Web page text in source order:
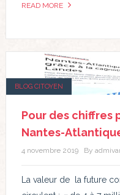
READ MORE
BLOG CITOYEN
Pour des chiffres
Nantes-
4 novembre 2019 By
La valeur de la future